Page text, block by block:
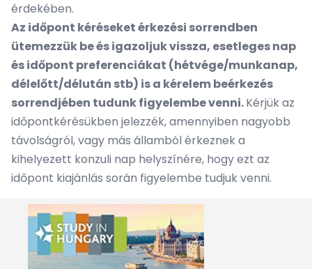
érdekében.
Az időpont kéréseket érkezési sorrendben
ütemezzük be és igazoljuk vissza, esetleges nap
és időpont preferenciákat (hétvége/munkanap,
délelőtt/délután stb) is a kérelem beérkezés
sorrendjében tudunk figyelembe venni.Kérjük az
időpontkérésükben jelezzék, amennyiben nagyobb
távolságról, vagy más államból érkeznek a
kihelyezett konzuli nap helyszínére, hogy ezt az
időpont kiajánlás során figyelembe tudjuk venni.